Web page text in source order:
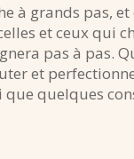
à grands pas,
et ceux qui
pas à pas.
et
que quelques